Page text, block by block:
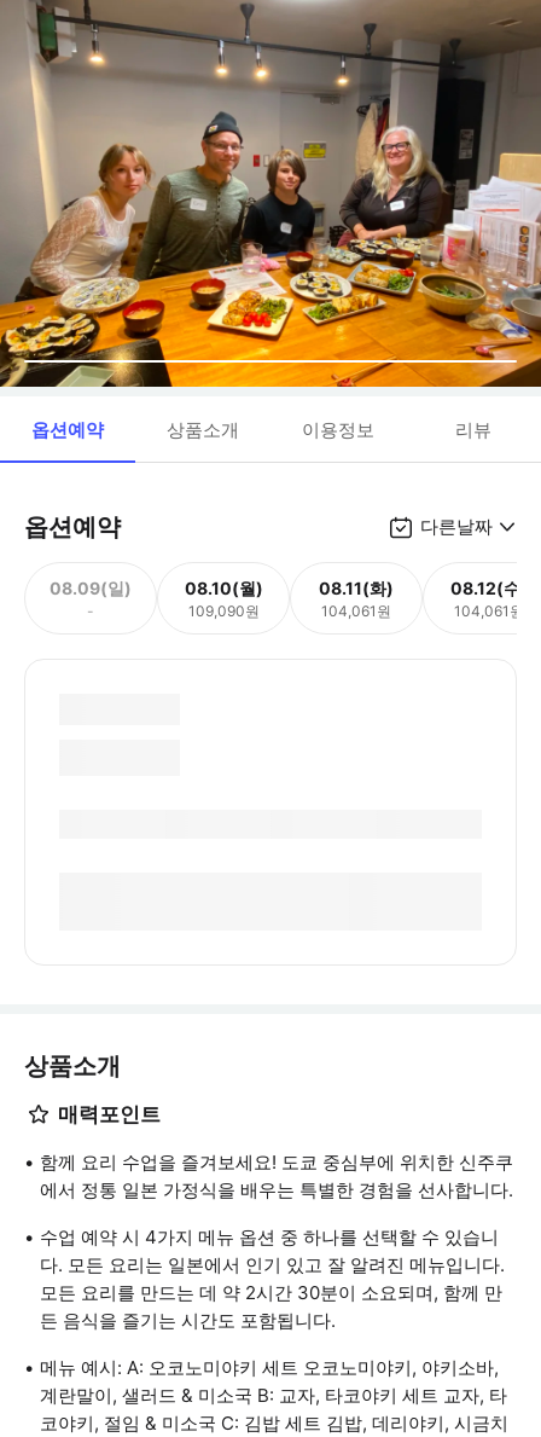
옵션예약 상품소개 이용정보 리뷰
옵션예약 다른날짜
08.09(일)
-
08.10(월)
109,090원
08.11(화)
104,061원
08.12(수)
104,061원
상품소개
매력포인트
함께 요리 수업을 즐겨보세요! 도쿄 중심부에 위치한 신주쿠
에서 정통 일본 가정식을 배우는 특별한 경험을 선사합니다.
수업 예약 시 4가지 메뉴 옵션 중 하나를 선택할 수 있습니
다. 모든 요리는 일본에서 인기 있고 잘 알려진 메뉴입니다.
모든 요리를 만드는 데 약 2시간 30분이 소요되며, 함께 만
든 음식을 즐기는 시간도 포함됩니다.
메뉴 예시: A: 오코노미야키 세트 오코노미야키, 야키소바,
계란말이, 샐러드 & 미소국 B: 교자, 타코야키 세트 교자, 타
코야키, 절임 & 미소국 C: 김밥 세트 김밥, 데리야키, 시금치